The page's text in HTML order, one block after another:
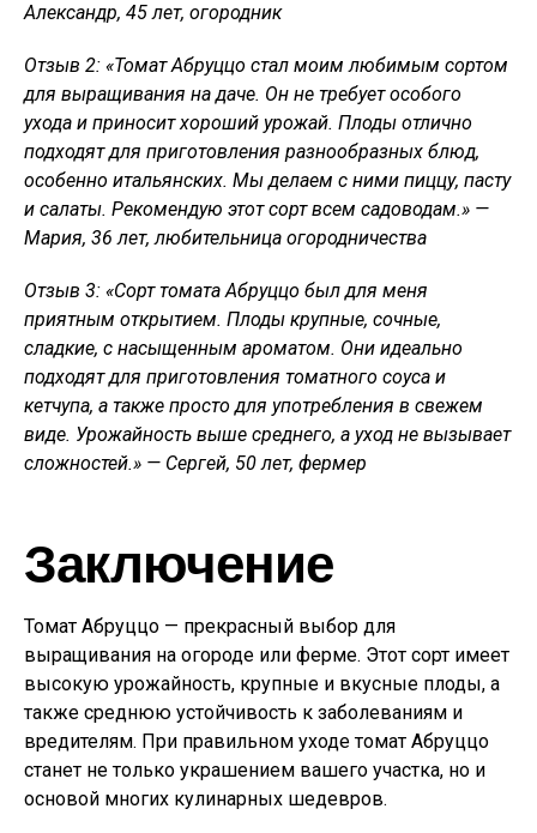
Александр, 45 лет, огородник
Отзыв 2: «Томат Абруццо стал моим любимым сортом
для выращивания на даче. Он не требует особого
ухода и приносит хороший урожай. Плоды отлично
подходят для приготовления разнообразных блюд,
особенно итальянских. Мы делаем с ними пиццу, пасту
и салаты. Рекомендую этот сорт всем садоводам.» —
Мария, 36 лет, любительница огородничества
Отзыв 3: «Сорт томата Абруццо был для меня
приятным открытием. Плоды крупные, сочные,
сладкие, с насыщенным ароматом. Они идеально
подходят для приготовления томатного соуса и
кетчупа, а также просто для употребления в свежем
виде. Урожайность выше среднего, а уход не вызывает
сложностей.» — Сергей, 50 лет, фермер
Заключение
Томат Абруццо — прекрасный выбор для
выращивания на огороде или ферме. Этот сорт имеет
высокую урожайность, крупные и вкусные плоды, а
также среднюю устойчивость к заболеваниям и
вредителям. При правильном уходе томат Абруццо
станет не только украшением вашего участка, но и
основой многих кулинарных шедевров.